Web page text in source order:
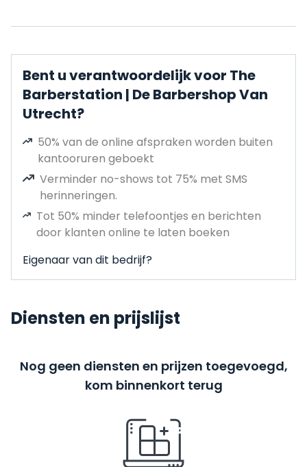
Bent u verantwoordelijk voor The
Barberstation | De Barbershop Van
Utrecht?
50% van de online afspraken worden buiten
kantooruren geboekt
Verminder no-shows tot 75% met SMS
herinneringen.
Tot 50% minder telefoontjes en berichten
door klanten online te laten boeken
Eigenaar van dit bedrijf?
Diensten en prijslijst
Nog geen diensten en prijzen toegevoegd,
kom binnenkort terug